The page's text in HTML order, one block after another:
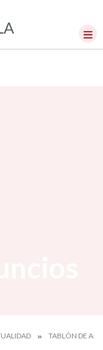
TABLÓN DE